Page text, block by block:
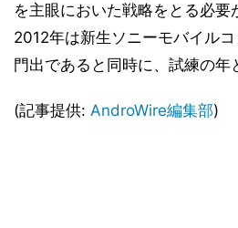
を主眼においた戦略をとる必要
2012年は新生ソニーモバイル
門出であると同時に、試練の年
(記事提供: AndroWire編集部)